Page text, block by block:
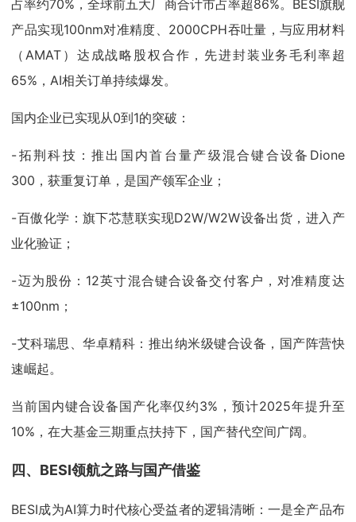
占率约70%，全球前五大厂商合计市占率超86%。BESI旗舰
产品实现100nm对准精度、2000CPH吞吐量，与应用材料
（AMAT）达成战略股权合作，先进封装业务毛利率超
65%，AI相关订单持续爆发。
国内企业已实现从0到1的突破：
-拓荆科技：推出国内首台量产级混合键合设备Dione
300，获重复订单，是国产领军企业；
-百傲化学：旗下芯慧联实现D2W/W2W设备出货，进入产
业化验证；
-迈为股份：12英寸混合键合设备交付客户，对准精度达
±100nm；
-艾科瑞思、华卓精科：推出纳米级键合设备，国产阵营快
速崛起。
当前国内键合设备国产化率仅约3%，预计2025年提升至
10%，在大基金三期重点扶持下，国产替代空间广阔。
四、BESI领航之路与国产借鉴
BESI成为AI算力时代核心受益者的逻辑清晰：一是全产品布